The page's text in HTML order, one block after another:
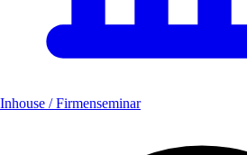
Inhouse / Firmenseminar